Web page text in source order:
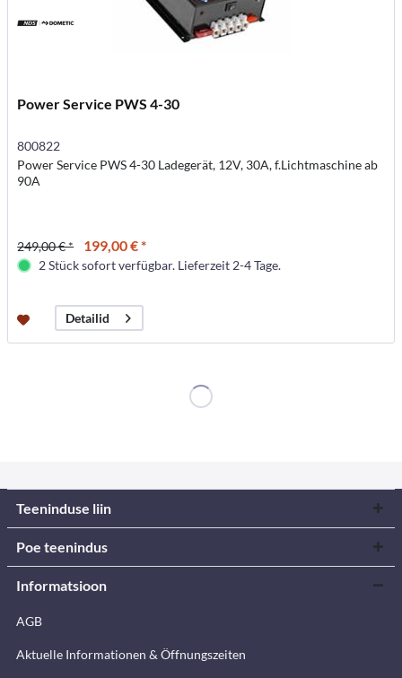
Power Service PWS 4-30
800822
Power Service PWS 4-30 Ladegerät, 12V, 30A, f.Lichtmaschine ab
90A
249,00 € * 199,00 € *
2 Stück sofort verfügbar. Lieferzeit 2-4 Tage.
Detailid
Teeninduse liin
Poe teenindus
Informatsioon
AGB
Aktuelle Informationen & Öffnungszeiten